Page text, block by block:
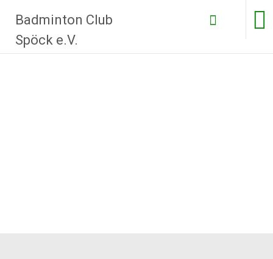
Inhalt
springen
Badminton Club
Spöck e.V.